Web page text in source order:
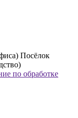
Посёлок
по обработке